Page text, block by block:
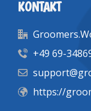
KONTAKT
+49 69-
https://